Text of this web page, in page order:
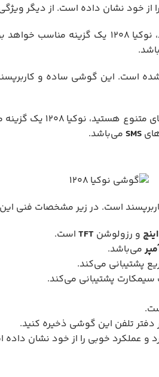
از خود نشان داده است. از دیگر
حافظه داخلی
است. این گوشی ساده و
خواهد بود. این گوشی دارای حافظه داخلی
SMS می‌باشد.
است. در زیر مشخصات فنی این
و رزولوشن TFT است.
می‌باشد.
پشتیبانی می‌کند.
دفتر تلفن این گوشی ذخیره کنید.